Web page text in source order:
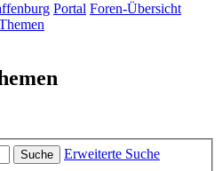
Portal Foren-Übersicht
Suche
Erweiterte Suche